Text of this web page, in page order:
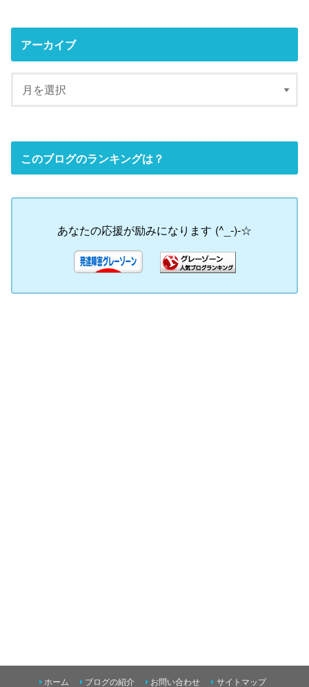
アーカイブ
このブログのランキングは？
あなたの応援が励みになります (^_-)-☆
ホーム ブログの紹介 お問い合わせ サイトマップ